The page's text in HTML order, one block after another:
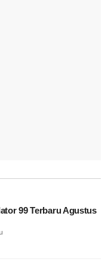
99 Terbaru Agustus